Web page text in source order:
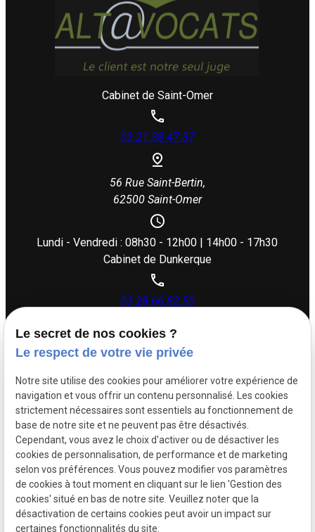
Cabinet de Saint-Omer
03.21.38.47.37
56 Rue Saint-Bertin,
62500 Saint-Omer
Lundi - Vendredi : 08h30 - 12h00 | 14h00 - 17h30
Cabinet de Dunkerque
03.28.66.82.50
26 rue Dupouy,
59140 Dunkerque
Lundi - Vendredi : 08h30 - 12h00 | 14h00 - 17h30
Mentions légales
Politique de
confidentialité
Plan du
Siret :88505383500017
Le secret de nos cookies ?
Le respect de votre vie privée
Notre site utilise des cookies pour améliorer votre expérience de
navigation et vous offrir un contenu personnalisé. Les cookies
strictement nécessaires sont essentiels au fonctionnement de
base de notre site et ne peuvent pas être désactivés.
Cependant, vous avez le choix d'activer ou de désactiver les
cookies de personnalisation, de performance et de marketing
selon vos préférences. Vous pouvez modifier vos paramètres
de cookies à tout moment en cliquant sur le lien 'Gestion des
cookies' situé en bas de notre site. Veuillez noter que la
désactivation de certains cookies peut avoir un impact sur
certaines fonctionnalités du site.